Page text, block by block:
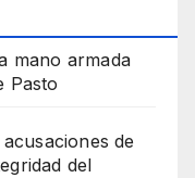
mano armada
Pasto
de
del